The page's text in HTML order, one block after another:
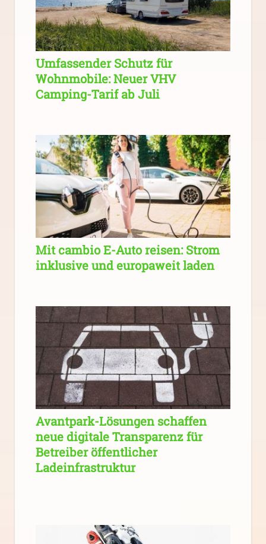
Umfassender Schutz für
Wohnmobile: Neuer VHV
Camping-Tarif ab Juli
Mit cambio E-Auto reisen: Strom
inklusive und europaweit laden
Avantpark-Lösungen schaffen
neue digitale Transparenz für
Betreiber öffentlicher
Ladeinfrastruktur